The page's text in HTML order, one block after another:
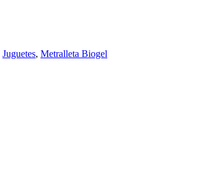
Juguetes, Metralleta Biogel